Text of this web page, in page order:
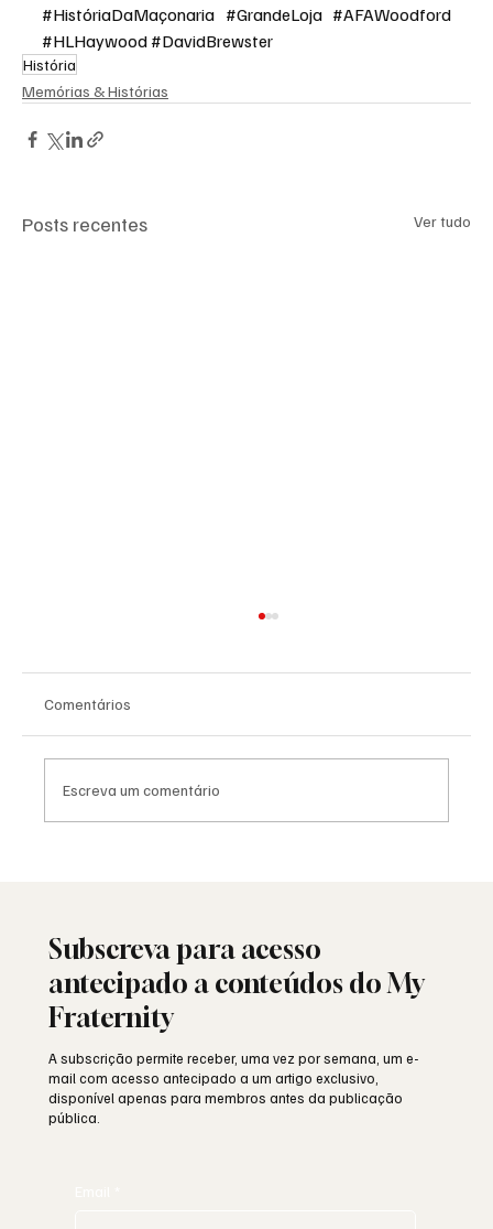
#HistóriaDaMaçonaria #GrandeLoja #AFAWoodford
#HLHaywood #DavidBrewster
História
Memórias & Histórias
Posts recentes Ver tudo
Comentários
Escreva um comentário
Subscreva para acesso
antecipado a conteúdos do My
Fraternity
A subscrição permite receber, uma vez por semana, um e-
mail com acesso antecipado a um artigo exclusivo,
disponível apenas para membros antes da publicação
pública.